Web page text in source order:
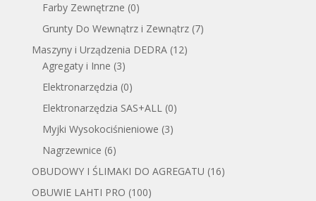
Farby Zewnętrzne (0)
Grunty Do Wewnątrz i Zewnątrz (7)
Maszyny i Urządzenia DEDRA (12)
Agregaty i Inne (3)
Elektronarzędzia (0)
Elektronarzędzia SAS+ALL (0)
Myjki Wysokociśnieniowe (3)
Nagrzewnice (6)
OBUDOWY I ŚLIMAKI DO AGREGATU (16)
OBUWIE LAHTI PRO (100)